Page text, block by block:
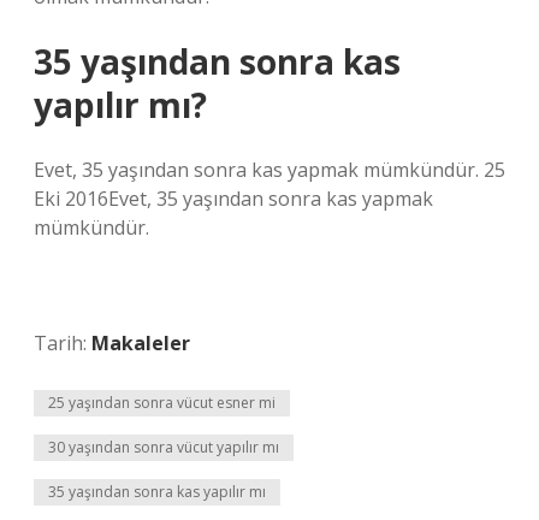
35 yaşından sonra kas
yapılır mı?
Evet, 35 yaşından sonra kas yapmak mümkündür. 25
Eki 2016Evet, 35 yaşından sonra kas yapmak
mümkündür.
Tarih: Makaleler
25 yaşından sonra vücut esner mi
30 yaşından sonra vücut yapılır mı
35 yaşından sonra kas yapılır mı